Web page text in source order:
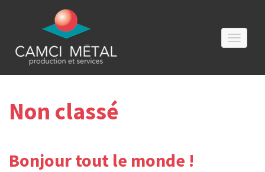
Non classé
Bonjour tout le monde !